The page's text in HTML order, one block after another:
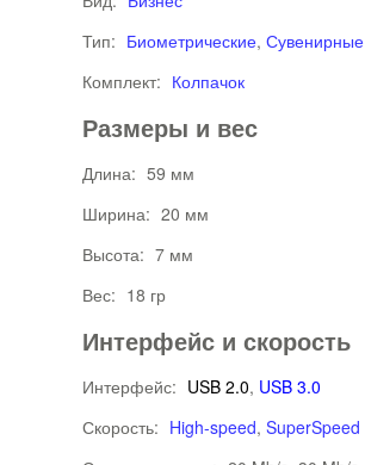
Тип: Биометрические,Сувенирные
Комплект: Колпачок
Размеры и вес
Длина: 59 мм
Ширина: 20 мм
Высота: 7 мм
Вес: 18 гр
Интерфейс и скорость
Интерфейс: USB 2.0, USB 3.0
Скорость: High-speed,SuperSpeed